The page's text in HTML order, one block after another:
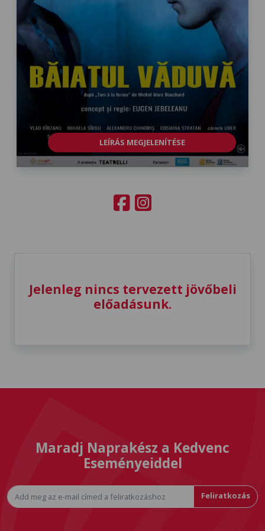
LEÍRÁS MEGJELENÍTÉSE
Jelenleg nincs tervezett jövőbeli
előadásunk.
Maradj Naprakész a Kedvenc
Eseményeiddel
Feliratkozás